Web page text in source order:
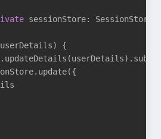
sessionStore: SessionStore
{